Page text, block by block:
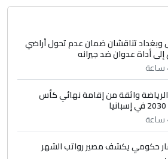
للعراق ومن اصول عريقة
يرد على صدام حسين سل
(نص كامل)
من عصابة علي ماما يسقط
للعراق ومن اصول عريقة
يرد على صدام حسين سل
وبغداد تناقشان ضمان عدم تحول أراضي
إلى أداة عدوان ضد جيرانه
الرياضة واثقة من إقامة نهائي كأس
حكومي يكشف مصير رواتب الشهر